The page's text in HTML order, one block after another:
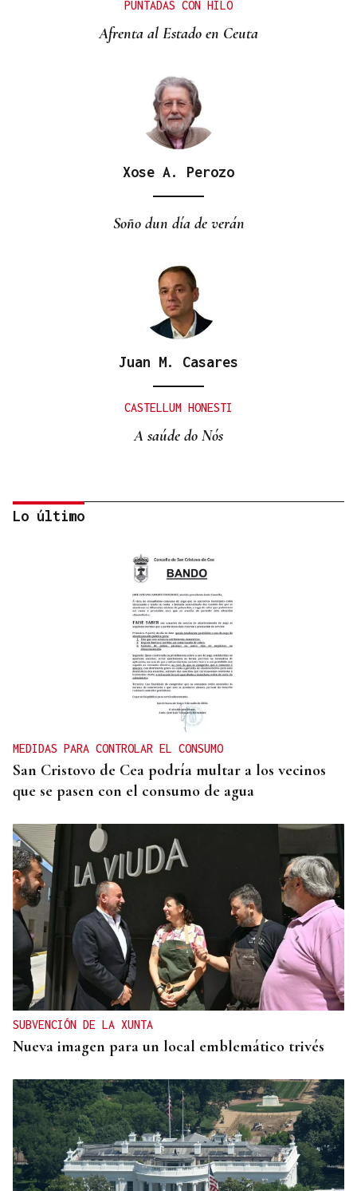
PUNTADAS CON HILO
Afrenta al Estado en Ceuta
Xose A. Perozo
Soño dun día de verán
Juan M. Casares
CASTELLUM HONESTI
A saúde do Nós
Itxu Díaz
CRÓNICAS DE VERANO
El doble bikini como filosofía de vida
Lo último
MEDIDAS PARA CONTROLAR EL CONSUMO
San Cristovo de Cea podría multar a los vecinos
que se pasen con el consumo de agua
SUBVENCIÓN DE LA XUNTA
Nueva imagen para un local emblemático trivés